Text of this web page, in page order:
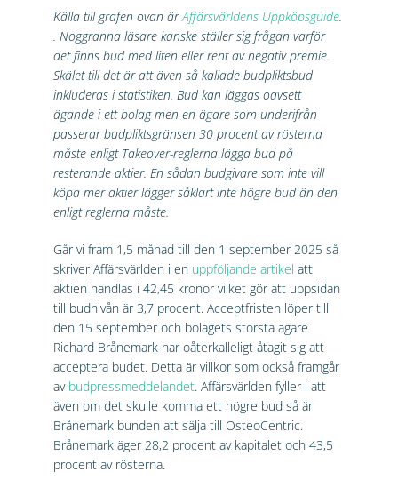
Källa till grafen ovan ärAffärsvärldens Uppköpsguide.
. Noggranna läsare kanske ställer sig frågan varför
det finns bud med liten eller rent av negativ premie.
Skälet till det är att även så kallade budpliktsbud
inkluderas i statistiken. Bud kan läggas oavsett
ägande i ett bolag men en ägare som underifrån
passerar budpliktsgränsen 30 procent av rösterna
måste enligt Takeover-reglerna lägga bud på
resterande aktier. En sådan budgivare som inte vill
köpa mer aktier lägger såklart inte högre bud än den
enligt reglerna måste.
Går vi fram 1,5 månad till den 1 september 2025 så
skriver Affärsvärlden i en uppföljande artikel att
aktien handlas i 42,45 kronor vilket gör att uppsidan
till budnivån är 3,7 procent. Acceptfristen löper till
den 15 september och bolagets största ägare
Richard Brånemark har oåterkalleligt åtagit sig att
acceptera budet. Detta är villkor som också framgår
av budpressmeddelandet. Affärsvärlden fyller i att
även om det skulle komma ett högre bud så är
Brånemark bunden att sälja till OsteoCentric.
Brånemark äger 28,2 procent av kapitalet och 43,5
procent av rösterna.